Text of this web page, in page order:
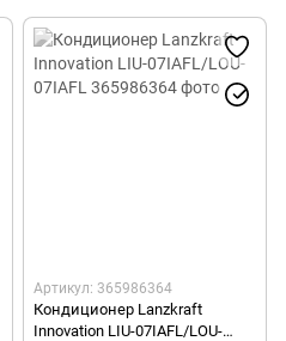
Артикул: 365986364
Кондиционер Lanzkraft
Innovation LIU-07IAFL/LOU-